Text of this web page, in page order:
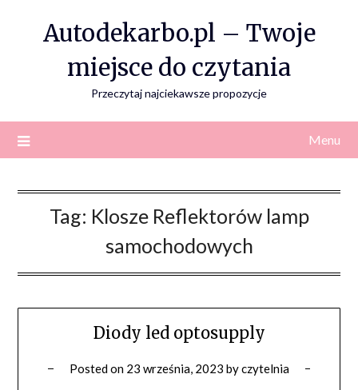
Autodekarbo.pl – Twoje
miejsce do czytania
Przeczytaj najciekawsze propozycje
Menu
Tag: Klosze Reflektorów lamp
samochodowych
Diody led optosupply
Posted on 23 września, 2023 byczytelnia